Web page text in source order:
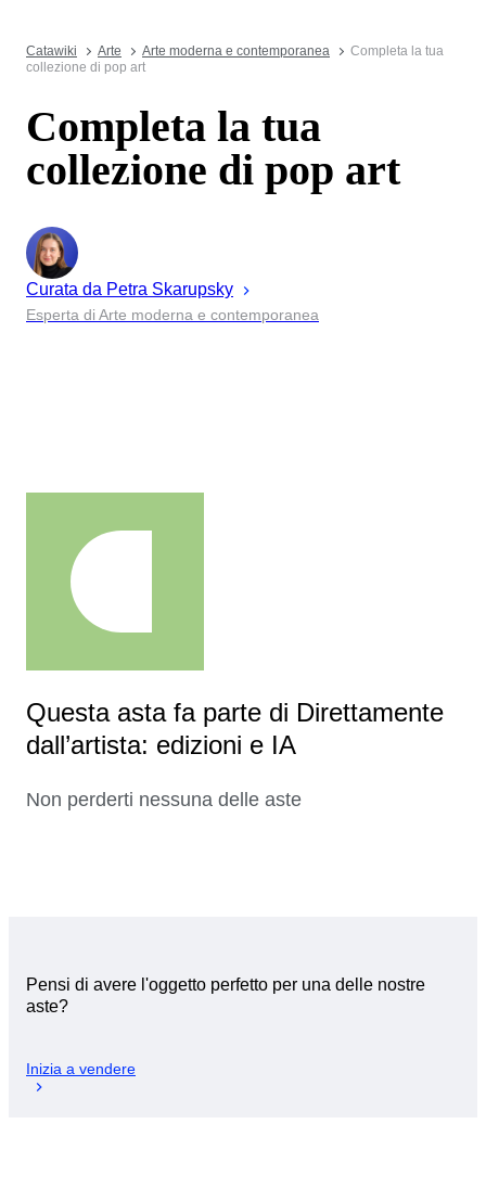
Catawiki Arte Arte moderna e contemporanea
Completa la tua
collezione di pop art
Completa la tua
collezione di pop art
Curata da Petra Skarupsky
Esperta di Arte moderna e contemporanea
Questa asta fa parte di Direttamente
dall’artista: edizioni e IA
Non perderti nessuna delle aste
Pensi di avere l'oggetto perfetto per una delle nostre
aste?
Inizia a vendere